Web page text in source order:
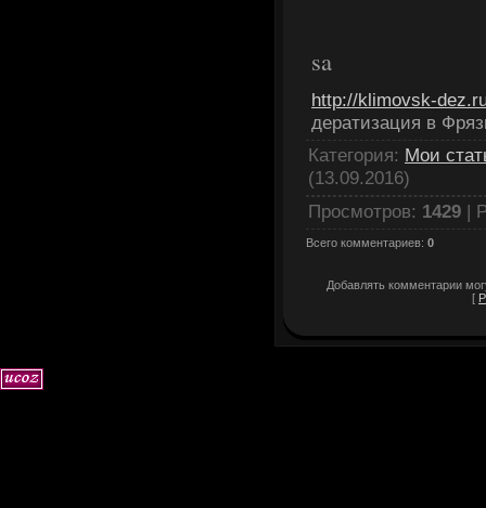
sa
http://klimovsk-
дератизация в
Категория: Мои
(13.09.2016)
Просмотров: 1429 |
Всего комментариев: 0
Добавлять комментарии
[